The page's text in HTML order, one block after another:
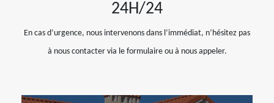
24H/24
En cas d’urgence, nous intervenons dans l’immédiat, n’hésitez pas
à nous contacter via le formulaire ou à nous appeler.